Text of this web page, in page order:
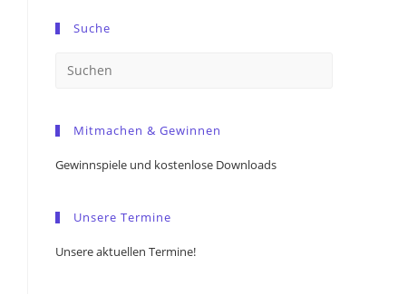
Suche
Mitmachen & Gewinnen
Gewinnspiele und kostenlose Downloads
Unsere Termine
Unsere aktuellen Termine!